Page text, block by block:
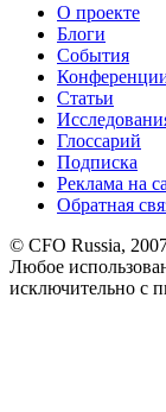
О проекте
Блоги
События
Статьи
Глоссарий
Подписка
Реклама на
Обратная
© CFO Russia,
Любое
исключительно с